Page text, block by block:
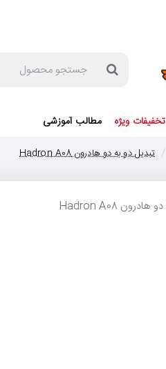
جستجو
تخفیفات ویژه مطالب آموزشی
تبدیل دو به دو هادرون Hadron A08